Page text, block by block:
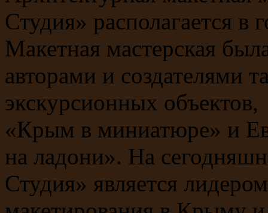
Студия» располагается
Макетная мастерская
авторами и создателями
экскурсионных
«Крым в миниатюре» и
на ладони». На
Студия» является